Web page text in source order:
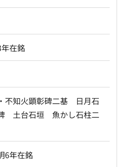
在銘
不知火顕彰碑二基 日月石
土台石垣 魚かし石柱二
6年在銘